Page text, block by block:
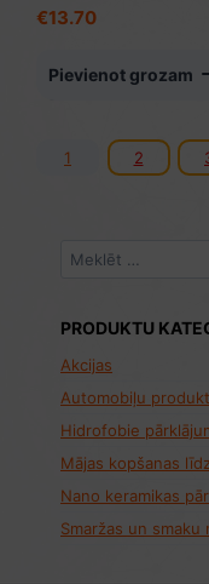
€13.70
Pievienot grozam
1 2
Meklēt:
PRODUKTU
Akcijas
Automobiļu
Hidrofobie
Mājas kopšanas
Nano keramikas
Smaržas un smaku